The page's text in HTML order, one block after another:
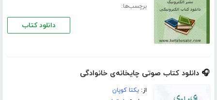
برچسب‌ها:
دانلود کتاب
🎧 دانلود کتاب صوتی چایخانه‌ی خانوادگی
از:یکتا کوپان